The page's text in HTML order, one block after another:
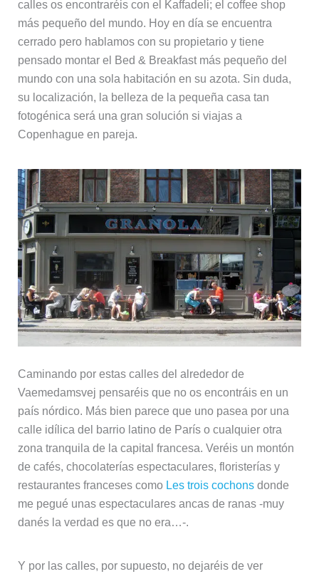
calles os encontraréis con el Kaffadeli; el coffee shop
más pequeño del mundo. Hoy en día se encuentra
cerrado pero hablamos con su propietario y tiene
pensado montar el Bed & Breakfast más pequeño del
mundo con una sola habitación en su azota. Sin duda,
su localización, la belleza de la pequeña casa tan
fotogénica será una gran solución si viajas a
Copenhague en pareja.
Caminando por estas calles del alrededor de
Vaemedamsvej pensaréis que no os encontráis en un
país nórdico. Más bien parece que uno pasea por una
calle idílica del barrio latino de París o cualquier otra
zona tranquila de la capital francesa. Veréis un montón
de cafés, chocolaterías espectaculares, floristerías y
restaurantes franceses como Les trois cochons donde
me pegué unas espectaculares ancas de ranas -muy
danés la verdad es que no era…-.
Y por las calles, por supuesto, no dejaréis de ver